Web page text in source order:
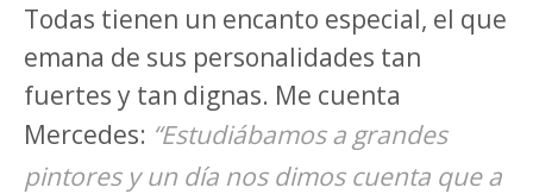
Todas tienen un encanto especial, el que
emana de sus personalidades tan
fuertes y tan dignas. Me cuenta
Mercedes: “Estudiábamos a grandes
pintores y un día nos dimos cuenta que a